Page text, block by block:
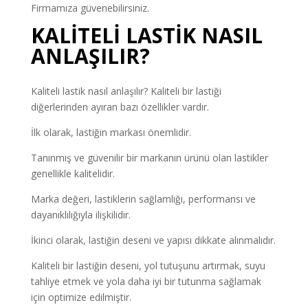
Firmamıza güvenebilirsiniz.
KALİTELİ LASTİK NASIL
ANLAŞILIR?
Kaliteli lastik nasıl anlaşılır? Kaliteli bir lastiği
diğerlerinden ayıran bazı özellikler vardır.
İlk olarak, lastiğin markası önemlidir.
Tanınmış ve güvenilir bir markanın ürünü olan lastikler
genellikle kalitelidir.
Marka değeri, lastiklerin sağlamlığı, performansı ve
dayanıklılığıyla ilişkilidir.
İkinci olarak, lastiğin deseni ve yapısı dikkate alınmalıdır.
Kaliteli bir lastiğin deseni, yol tutuşunu artırmak, suyu
tahliye etmek ve yola daha iyi bir tutunma sağlamak
için optimize edilmiştir.